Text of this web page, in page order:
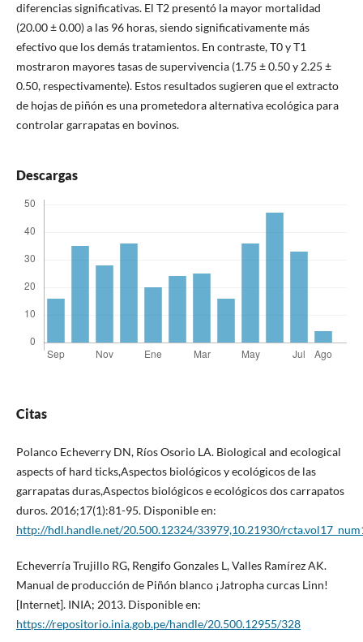
diferencias significativas. El T2 presentó la mayor mortalidad
(20.00 ± 0.00) a las 96 horas, siendo significativamente más
efectivo que los demás tratamientos. En contraste, T0 y T1
mostraron mayores tasas de supervivencia (1.75 ± 0.50 y 2.25 ±
0.50, respectivamente). Estos resultados sugieren que el extracto
de hojas de piñón es una prometedora alternativa ecológica para
controlar garrapatas en bovinos.
Descargas
Citas
Polanco Echeverry DN, Ríos Osorio LA. Biological and ecological
aspects of hard ticks,Aspectos biológicos y ecológicos de las
garrapatas duras,Aspectos biológicos e ecológicos dos carrapatos
duros. 2016;17(1):81-95. Disponible en:
http://hdl.handle.net/20.500.12324/33979,10.21930/
Echeverría Trujillo RG, Rengifo Gonzales L, Valles Ramírez AK.
Manual de producción de Piñón blanco ¡Jatropha curcas Linn!
[Internet]. INIA; 2013. Disponible en:
https://repositorio.inia.gob.pe/handle/20.500.12955/328